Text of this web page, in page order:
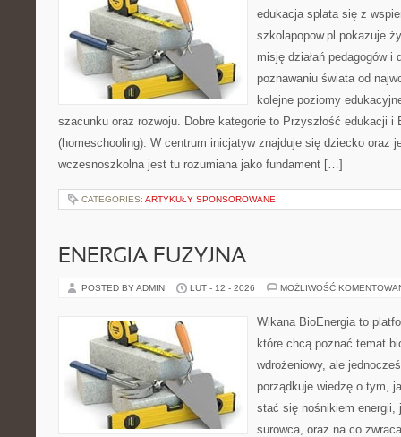
edukacja splata się z
szkolapopow.pl pokazuje
misję działań pedagogów i
poznawaniu świata od
kolejne poziomy
szacunku oraz rozwoju. Dobre kategorie to Przyszłość edukacji i
(homeschooling). W centrum inicjatyw znajduje się dziecko oraz
wczesnoszkolna jest tu rozumiana jako fundament […]
CATEGORIES: ARTYKUŁY SPONSOROWANE
ENERGIA FUZYJNA
POSTED BY ADMIN LUT - 12 - 2026 MOŻLIWOŚĆ
Wikana BioEnergia to
które chcą poznać temat
wdrożeniowy, ale
porządkuje wiedzę o tym,
stać się nośnikiem energii,
surowca, oraz na co